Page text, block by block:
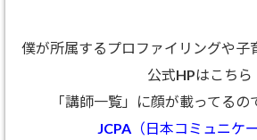
僕が所属するプロファイリングや子
公式HPはこちら
「講師一覧」に顔が載ってるの
JCPA（日本コミュニケ